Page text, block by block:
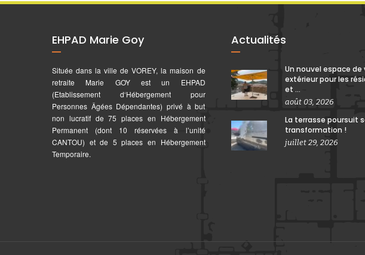
EHPAD Marie Goy
Située dans la ville de VOREY, la maison de
retraite Marie GOY est un EHPAD
(Etablissement d‘Hébergement pour
Personnes Âgées Dépendantes) privé à but
non lucratif de 75 places en Hébergement
Permanent (dont 10 réservées à l’unité
CANTOU) et de 5 places en Hébergement
Temporaire.
Actualités
Un nouvel espace de
extérieur pour les
et ...
août 03, 2026
La terrasse poursuit
transformation !
juillet 29, 2026